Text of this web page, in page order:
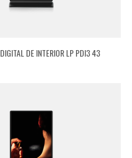
DE INTERIOR LP PDI3 43